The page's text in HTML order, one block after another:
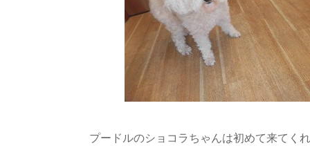
プードルのショコラちゃんは初めて来てく